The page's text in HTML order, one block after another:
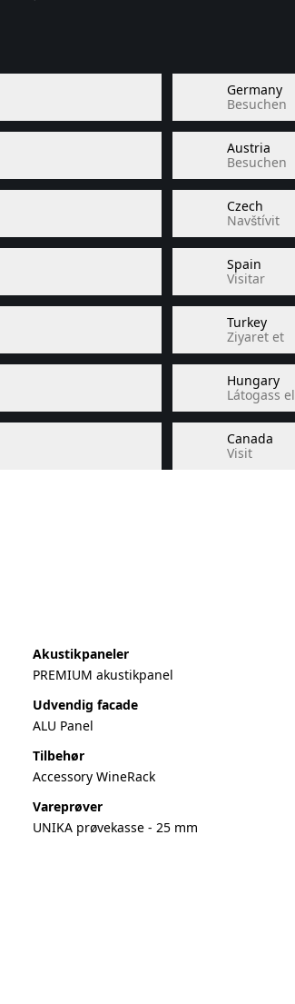
Germany
Besuchen
Austria
Besuchen
Czech
Navštívit
Spain
Visitar
Turkey
Ziyaret et
Hungary
Látogass el
Canada
Visit
Akustikpaneler
PREMIUM akustikpanel
Udvendig facade
ALU Panel
Tilbehør
Accessory WineRack
Vareprøver
UNIKA prøvekasse - 25 mm